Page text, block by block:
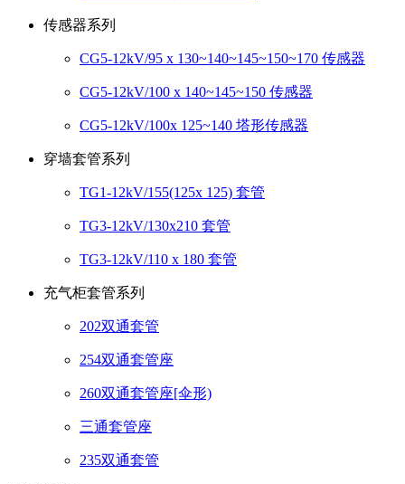
传感器系列
CG5-12kV/95 x 130~140~145~150~170 传感器
CG5-12kV/100 x 140~145~150 传感器
CG5-12kV/100x 125~140 塔形传感器
穿墙套管系列
TG1-12kV/155(125x 125) 套管
TG3-12kV/130x210 套管
TG3-12kV/110 x 180 套管
充气柜套管系列
202双通套管
254双通套管座
260双通套管座[伞形)
三通套管座
235双通套管